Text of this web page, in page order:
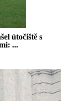
útočiště s
...